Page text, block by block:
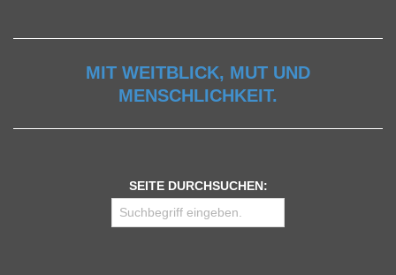
MIT WEITBLICK, MUT UND
MENSCHLICHKEIT.
SEITE DURCHSUCHEN: